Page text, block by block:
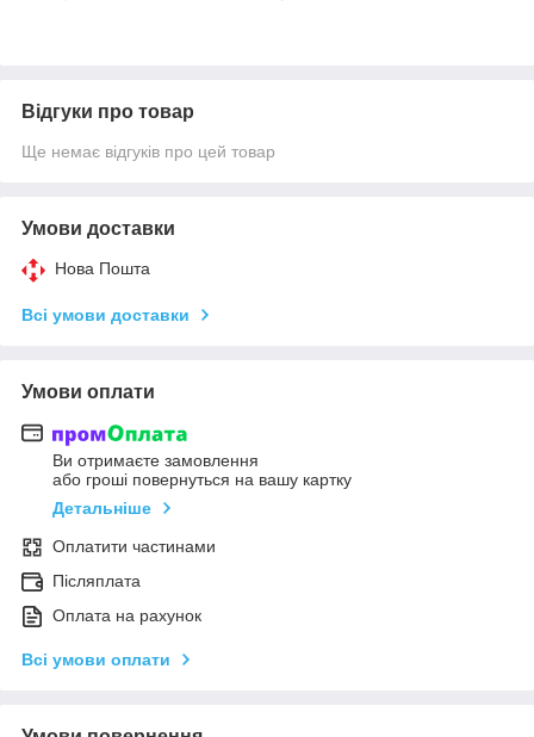
Відгуки про товар
Ще немає відгуків про цей товар
Умови доставки
Нова Пошта
Всі умови доставки
Умови оплати
Ви отримаєте замовлення
або гроші повернуться на вашу картку
Детальніше
Оплатити частинами
Післяплата
Оплата на рахунок
Всі умови оплати